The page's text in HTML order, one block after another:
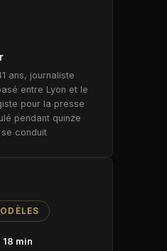
ans, journaliste
entre Lyon et le
pour la presse
pendant quinze
conduit
18 min